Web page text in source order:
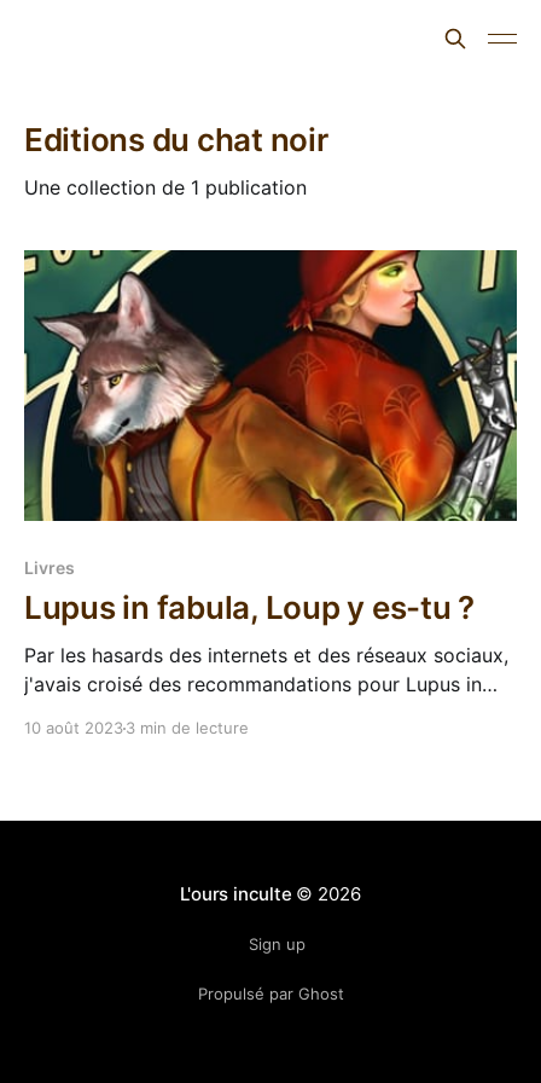
Editions du chat noir
Une collection de 1 publication
Livres
Lupus in fabula, Loup y es-tu ?
Par les hasards des internets et des réseaux sociaux,
j'avais croisé des recommandations pour Lupus in
10 août 20233 min de lecture
L'ours inculte © 2026
Sign up
Propulsé par Ghost